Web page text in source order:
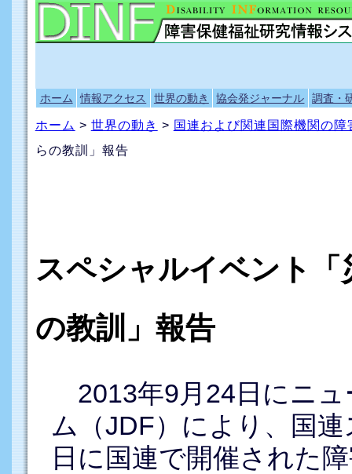
ホーム 情報アクセス 世界の動き 協会発ジャーナル 調査・
ホーム > 世界の動き > 国連および関連国際機関の
らの教訓」報告
スペシャルイベント
の教訓」報告
2013年9月24日にニュ
ム（JDF）により、国
日に国連で開催された